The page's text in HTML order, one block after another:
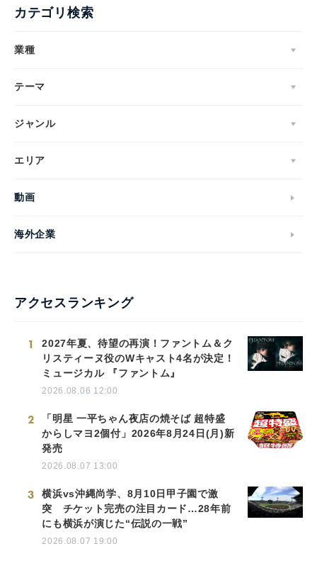
カテゴリ検索
業種
テーマ
ジャンル
エリア
動画
海外企業
アクセスランキング
1
2027年夏、待望の再演！ファントム＆ク
リスティーヌ役のWキャスト4名が決定！
ミュージカル 『ファントム』
2026.08.06 12:00
2
「明星 一平ちゃん夜店の焼そば 超特盛
からしマヨ2個付」2026年8月24日(月)新
発売
2026.08.07 13:00
3
横浜vs沖縄尚学、8月10日甲子園で激
突 チケット完売の注目カード…28年前
にも横浜が演じた“伝説の一戦”
2026.08.07 19:00